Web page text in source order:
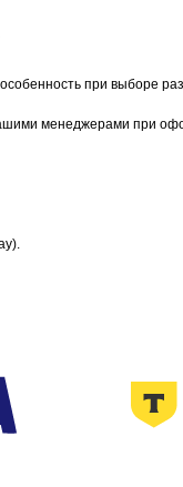
при выборе
менеджерами при